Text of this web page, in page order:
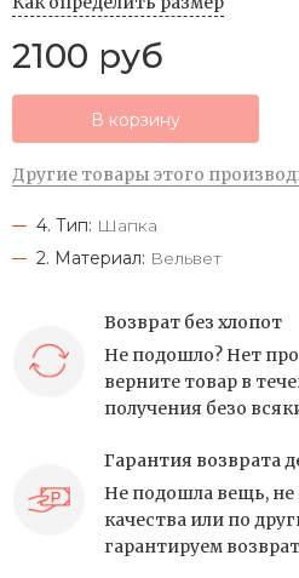
2100 руб
В корзину
Другие товары этого
4. Тип: Шапка
2. Материал: Вельвет
Возврат без хлопот
Не подошло? Нет
верните товар в
получения безо
Гарантия возврата
Не подошла вещь, не
качества или по
гарантируем